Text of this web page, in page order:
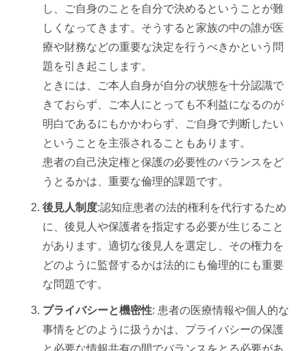
し、ご自身のことを自分で決めるということが難
しくなってきます。そうすると家族の中の誰が医
療や財務などの重要な決定を行うべきかという問
題を引き起こします。
ときには、ご本人自身が自分の状態を十分認識で
きておらず、ご本人にとっても不利益になるのが
明白であるにもかかわらず、ご自身で判断したい
ということを主張されることもあります。
患者の自己決定権と保護の必要性のバランスをど
うとるかは、重要な倫理的課題です。
後見人制度:認知症患者の法的権利を代行するため
に、後見人や保護者を指定する必要が生じること
があります。適切な後見人を選定し、その権力を
どのように監督するかは法的にも倫理的にも重要
な問題です。
プライバシーと機密性: 患者の医療情報や個人的な
事情をどのように扱うかは、プライバシーの保護
と必要な情報共有の間でバランスをとる必要があ